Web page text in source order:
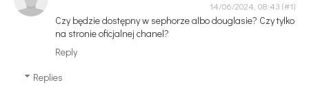
14/06/2024, 08:43
Czy będzie dostępny w sephorze albo douglasie? Czy tylko
na stronie oficjalnej chanel?
Reply
Replies